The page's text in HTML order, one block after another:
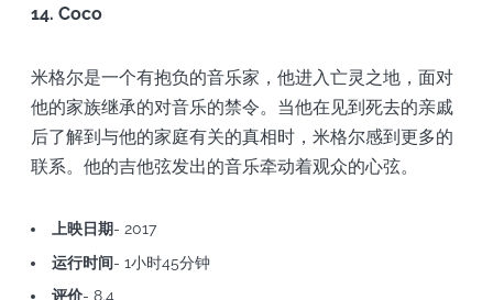
14. Coco
米格尔是一个有抱负的音乐家，他进入亡灵之地，面对
他的家族继承的对音乐的禁令。当他在见到死去的亲戚
后了解到与他的家庭有关的真相时，米格尔感到更多的
联系。他的吉他弦发出的音乐牵动着观众的心弦。
上映日期- 2017
运行时间- 1小时45分钟
评价- 8.4